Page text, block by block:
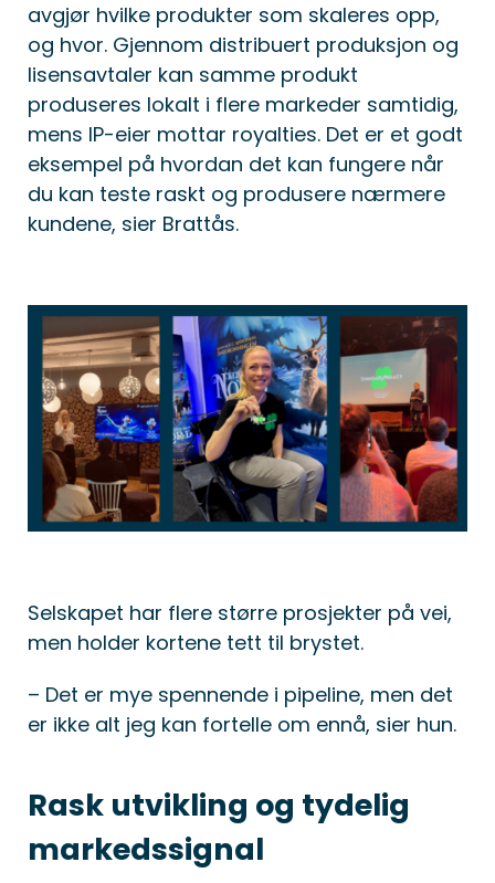
avgjør hvilke produkter som skaleres opp,
og hvor. Gjennom distribuert produksjon og
lisensavtaler kan samme produkt
produseres lokalt i flere markeder samtidig,
mens IP-eier mottar royalties. Det er et godt
eksempel på hvordan det kan fungere når
du kan teste raskt og produsere nærmere
kundene, sier Brattås.
Selskapet har flere større prosjekter på vei,
men holder kortene tett til brystet.
– Det er mye spennende i pipeline, men det
er ikke alt jeg kan fortelle om ennå, sier hun.
Rask utvikling og tydelig
markedssignal